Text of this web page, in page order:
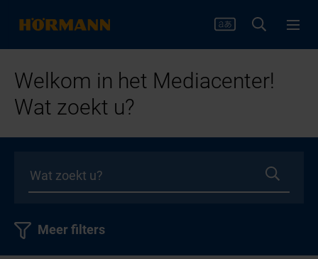
Welkom in het Mediacenter!
Wat zoekt u?
Meer filters